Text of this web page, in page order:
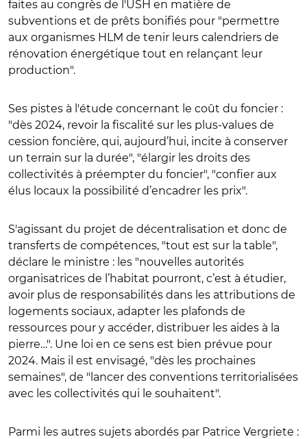
faites au congrès de l'USH en matière de
subventions et de prêts bonifiés pour "permettre
aux organismes HLM de tenir leurs calendriers de
rénovation énergétique tout en relançant leur
production".
Ses pistes à l'étude concernant le coût du foncier :
"dès 2024, revoir la fiscalité sur les plus-values de
cession foncière, qui, aujourd’hui, incite à conserver
un terrain sur la durée", "élargir les droits des
collectivités à préempter du foncier", "confier aux
élus locaux la possibilité d’encadrer les prix".
S'agissant du projet de décentralisation et donc de
transferts de compétences, "tout est sur la table",
déclare le ministre : les "nouvelles autorités
organisatrices de l’habitat pourront, c’est à étudier,
avoir plus de responsabilités dans les attributions de
logements sociaux, adapter les plafonds de
ressources pour y accéder, distribuer les aides à la
pierre…". Une loi en ce sens est bien prévue pour
2024. Mais il est envisagé, "dès les prochaines
semaines", de "lancer des conventions territorialisées
avec les collectivités qui le souhaitent".
Parmi les autres sujets abordés par Patrice Vergriete :